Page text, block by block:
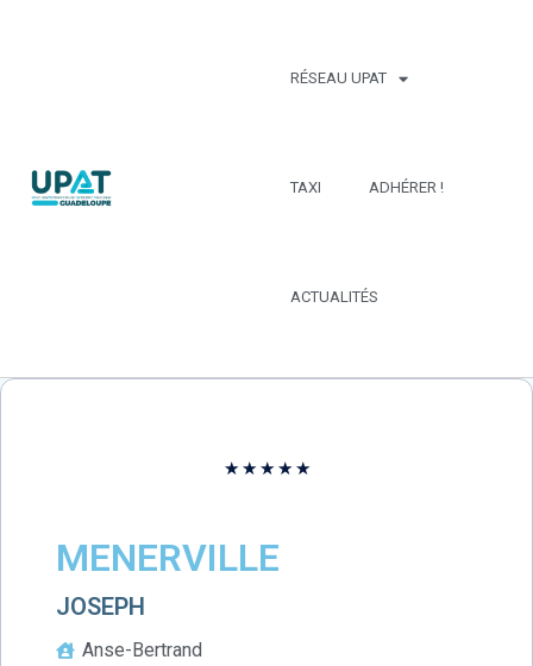
RÉSEAU UPAT
TAXI ADHÉRER !
ACTUALITÉS
★ ★ ★ ★ ★
MENERVILLE
JOSEPH
Anse-Bertrand